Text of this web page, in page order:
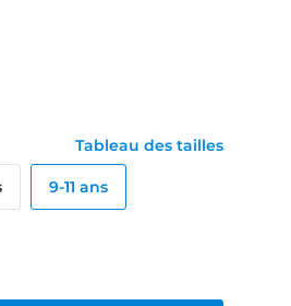
Tableau des tailles
9-11 ans